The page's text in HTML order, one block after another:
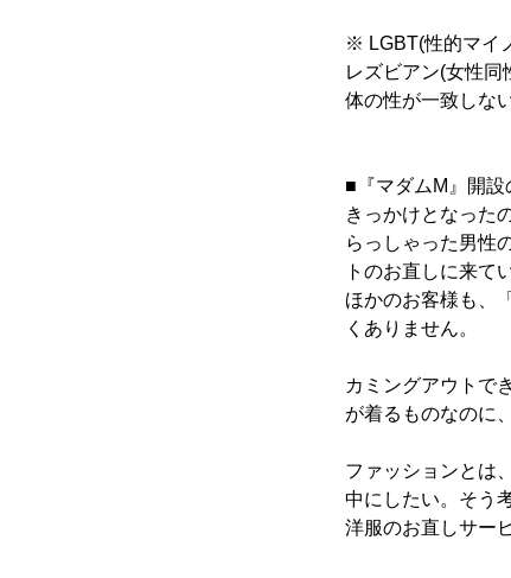
※ LGBT(性的マイ
レズビアン(女性同
体の性が一致しな
■『マダムM』開
きっかけとなった
らっしゃった男性
トのお直しに来て
ほかのお客様も、
くありません。
カミングアウトで
が着るものなのに
ファッションとは
中にしたい。そう
洋服のお直しサー